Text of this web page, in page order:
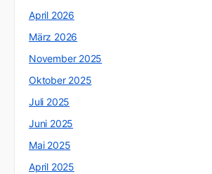
April 2026
März 2026
November 2025
Oktober 2025
Juli 2025
Juni 2025
Mai 2025
April 2025